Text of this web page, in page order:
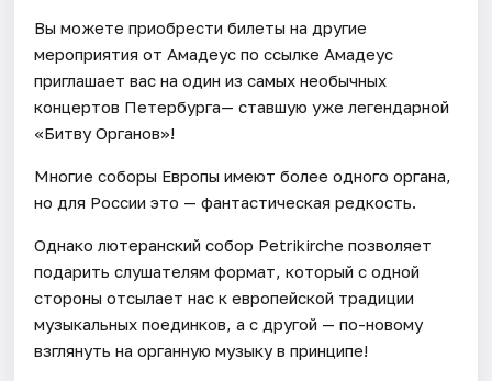
Вы можете приобрести билеты на другие
мероприятия от Амадеус по ссылке Амадеус
приглашает вас на один из самых необычных
концертов Петербурга— ставшую уже легендарной
«Битву Органов»!
Многие соборы Европы имеют более одного органа,
но для России это — фантастическая редкость.
Однако лютеранский собор Petrikirche позволяет
подарить слушателям формат, который с одной
стороны отсылает нас к европейской традиции
музыкальных поединков, а с другой — по-новому
взглянуть на органную музыку в принципе!